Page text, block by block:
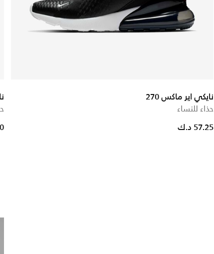
نايكي اير ماكس 270
حذاء للنساء
57.25 د.ك